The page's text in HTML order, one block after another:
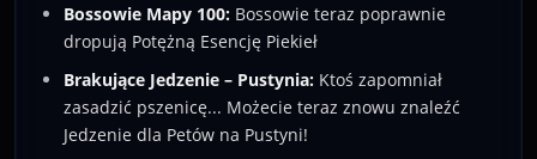
Bossowie Mapy 100: Bossowie teraz poprawnie
dropują Potężną Esencję Piekieł
Brakujące Jedzenie – Pustynia: Ktoś zapomniał
zasadzić pszenicę... Możecie teraz znowu znaleźć
Jedzenie dla Petów na Pustyni!